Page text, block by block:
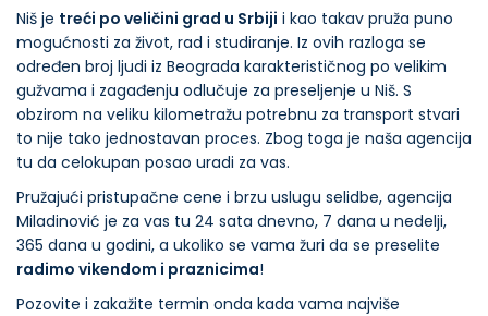
Niš je treći po veličini grad u Srbiji i kao takav pruža puno
mogućnosti za život, rad i studiranje. Iz ovih razloga se
određen broj ljudi iz Beograda karakterističnog po velikim
gužvama i zagađenju odlučuje za preseljenje u Niš. S
obzirom na veliku kilometražu potrebnu za transport stvari
to nije tako jednostavan proces. Zbog toga je naša agencija
tu da celokupan posao uradi za vas.
Pružajući pristupačne cene i brzu uslugu selidbe, agencija
Miladinović je za vas tu 24 sata dnevno, 7 dana u nedelji,
365 dana u godini, a ukoliko se vama žuri da se preselite
radimo vikendom i praznicima!
Pozovite i zakažite termin onda kada vama najviše